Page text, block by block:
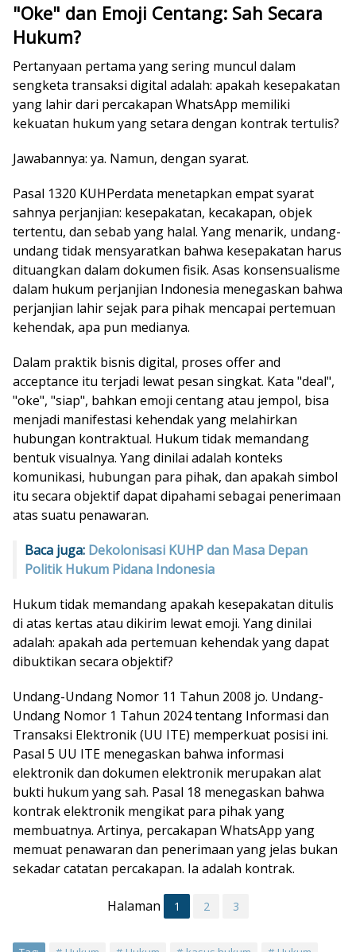
"Oke" dan Emoji Centang: Sah Secara
Hukum?
Pertanyaan pertama yang sering muncul dalam
sengketa transaksi digital adalah: apakah kesepakatan
yang lahir dari percakapan WhatsApp memiliki
kekuatan hukum yang setara dengan kontrak tertulis?
Jawabannya: ya. Namun, dengan syarat.
Pasal 1320 KUHPerdata menetapkan empat syarat
sahnya perjanjian: kesepakatan, kecakapan, objek
tertentu, dan sebab yang halal. Yang menarik, undang-
undang tidak mensyaratkan bahwa kesepakatan harus
dituangkan dalam dokumen fisik. Asas konsensualisme
dalam hukum perjanjian Indonesia menegaskan bahwa
perjanjian lahir sejak para pihak mencapai pertemuan
kehendak, apa pun medianya.
Dalam praktik bisnis digital, proses offer and
acceptance itu terjadi lewat pesan singkat. Kata "deal",
"oke", "siap", bahkan emoji centang atau jempol, bisa
menjadi manifestasi kehendak yang melahirkan
hubungan kontraktual. Hukum tidak memandang
bentuk visualnya. Yang dinilai adalah konteks
komunikasi, hubungan para pihak, dan apakah simbol
itu secara objektif dapat dipahami sebagai penerimaan
atas suatu penawaran.
Baca juga: Dekolonisasi KUHP dan Masa Depan
Politik Hukum Pidana Indonesia
Hukum tidak memandang apakah kesepakatan ditulis
di atas kertas atau dikirim lewat emoji. Yang dinilai
adalah: apakah ada pertemuan kehendak yang dapat
dibuktikan secara objektif?
Undang-Undang Nomor 11 Tahun 2008 jo. Undang-
Undang Nomor 1 Tahun 2024 tentang Informasi dan
Transaksi Elektronik (UU ITE) memperkuat posisi ini.
Pasal 5 UU ITE menegaskan bahwa informasi
elektronik dan dokumen elektronik merupakan alat
bukti hukum yang sah. Pasal 18 menegaskan bahwa
kontrak elektronik mengikat para pihak yang
membuatnya. Artinya, percakapan WhatsApp yang
memuat penawaran dan penerimaan yang jelas bukan
sekadar catatan percakapan. Ia adalah kontrak.
Halaman 1 2 3